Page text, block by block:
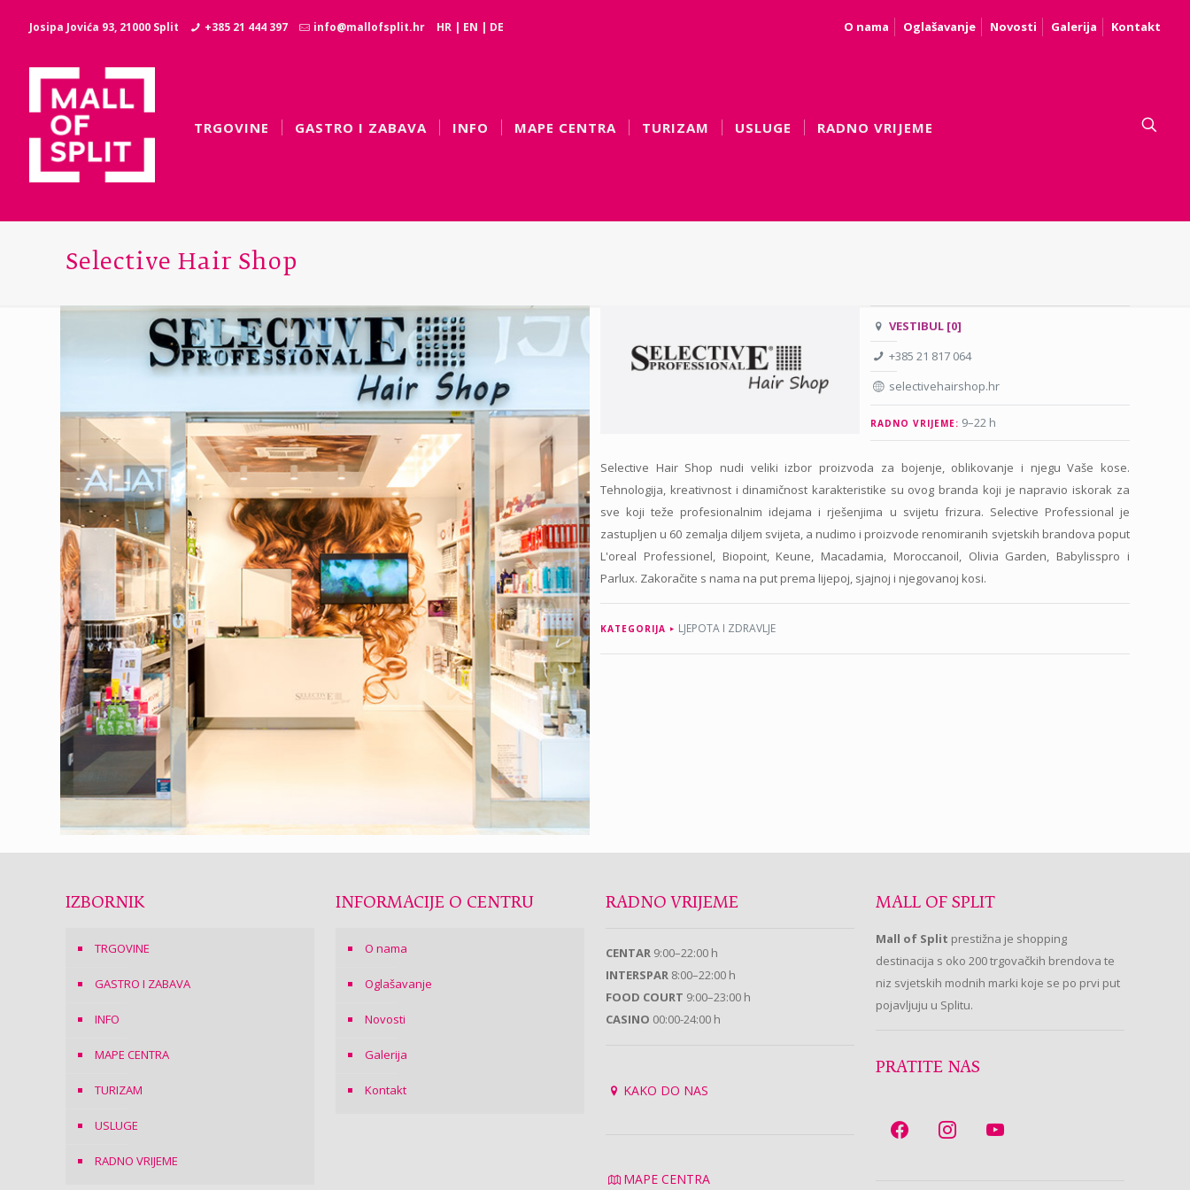
Josipa Jovića 93, 21000 Split +385 21 444 397 info@mallofsplit.hr HR | EN | DE O nama Oglašavanje Novosti Galerija Kontakt
TRGOVINE GASTRO I ZABAVA INFO MAPE CENTRA TURIZAM USLUGE RADNO VRIJEME
Selective Hair Shop
VESTIBUL [0]
+385 21 817 064
selectivehairshop.hr
RADNO VRIJEME: 9–22 h
Selective Hair Shop nudi veliki izbor proizvoda za bojenje, oblikovanje i njegu Vaše kose.
Tehnologija, kreativnost i dinamičnost karakteristike su ovog branda koji je napravio iskorak za
sve koji teže profesionalnim idejama i rješenjima u svijetu frizura. Selective Professional je
zastupljen u 60 zemalja diljem svijeta, a nudimo i proizvode renomiranih svjetskih brandova poput
L'oreal Professionel, Biopoint, Keune, Macadamia, Moroccanoil, Olivia Garden, Babylisspro i
Parlux. Zakoračite s nama na put prema lijepoj, sjajnoj i njegovanoj kosi.
KATEGORIJA LJEPOTA I ZDRAVLJE
IZBORNIK
TRGOVINE
GASTRO I ZABAVA
INFO
MAPE CENTRA
TURIZAM
USLUGE
RADNO VRIJEME
INFORMACIJE O CENTRU
O nama
Oglašavanje
Novosti
Galerija
Kontakt
RADNO VRIJEME
CENTAR 9:00–22:00 h
INTERSPAR 8:00–22:00 h
FOOD COURT 9:00–23:00 h
CASINO 00:00-24:00 h
KAKO DO NAS
MAPE CENTRA
MALL OF SPLIT
Mall of Split prestižna je shopping
destinacija s oko 200 trgovačkih brendova te
niz svjetskih modnih marki koje se po prvi put
pojavljuju u Splitu.
PRATITE NAS